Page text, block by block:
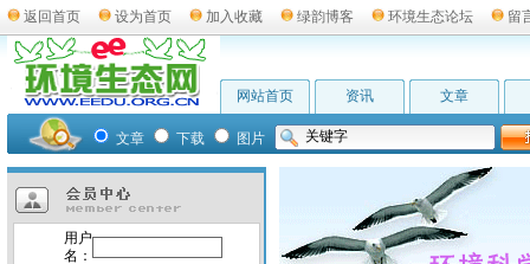
返回首页 设为首页 加入收藏 绿韵博客 环境生态论坛 留
网站首页 资讯 文章
文章 下载 图片